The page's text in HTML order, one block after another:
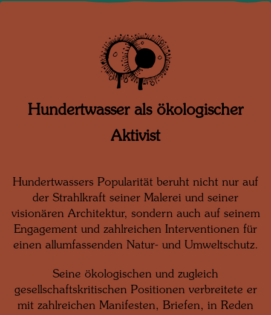
Hundertwasser als ökologischer
Aktivist
Hundertwassers Popularität beruht nicht nur auf
der Strahlkraft seiner Malerei und seiner
visionären Architektur, sondern auch auf seinem
Engagement und zahlreichen Interventionen für
einen allumfassenden Natur- und Umweltschutz.
Seine ökologischen und zugleich
gesellschaftskritischen Positionen verbreitete er
mit zahlreichen Manifesten, Briefen, in Reden